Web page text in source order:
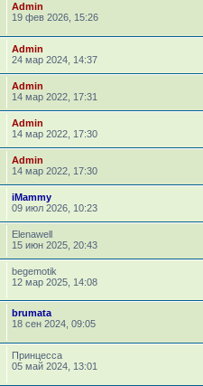
Admin
19 фев 2026, 15:26
Admin
24 мар 2024, 14:37
Admin
14 мар 2022, 17:31
Admin
14 мар 2022, 17:30
Admin
14 мар 2022, 17:30
iMammy
09 июл 2026, 10:23
Elenawell
15 июн 2025, 20:43
begemotik
12 мар 2025, 14:08
brumata
18 сен 2024, 09:05
Принцесса
05 май 2024, 13:01